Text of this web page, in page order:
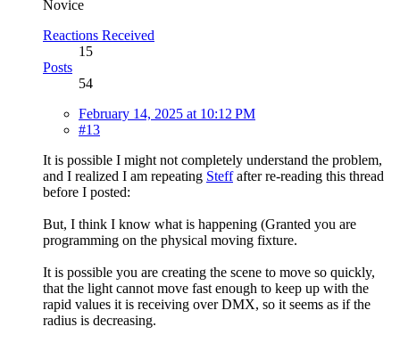
Novice
Reactions Received
15
Posts
54
February 14, 2025 at 10:12 PM
#13
It is possible I might not completely understand the problem,
and I realized I am repeating Steffafter re-reading this thread
before I posted:
But, I think I know what is happening (Granted you are
programming on the physical moving fixture.
It is possible you are creating the scene to move so quickly,
that the light cannot move fast enough to keep up with the
rapid values it is receiving over DMX, so it seems as if the
radius is decreasing.